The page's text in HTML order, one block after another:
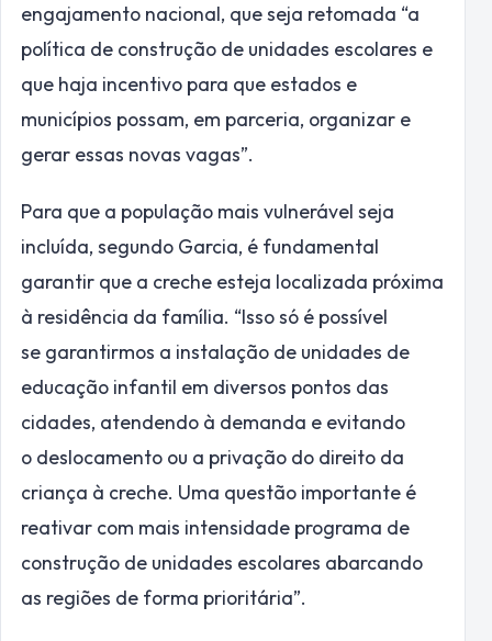
engajamento nacional, que seja retomada “a
política de construção de unidades escolares e
que haja incentivo para que estados e
municípios possam, em parceria, organizar e
gerar essas novas vagas”.
Para que a população mais vulnerável seja
incluída, segundo Garcia, é fundamental
garantir que a creche esteja localizada próxima
à residência da família. “Isso só é possível
se garantirmos a instalação de unidades de
educação infantil em diversos pontos das
cidades, atendendo à demanda e evitando
o deslocamento ou a privação do direito da
criança à creche. Uma questão importante é
reativar com mais intensidade programa de
construção de unidades escolares abarcando
as regiões de forma prioritária”.